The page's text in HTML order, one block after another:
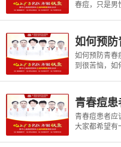
春痘，只是男
如何预防
如何预防青春
到很苦恼，如
青春痘患
青春痘患者应
大家都希望有